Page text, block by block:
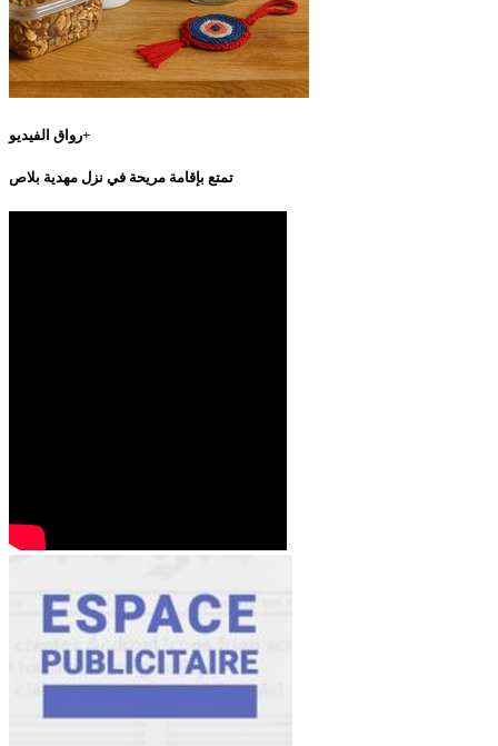
رواق الفيديو+
تمتع بإقامة مريحة في نزل مهدية بلاص